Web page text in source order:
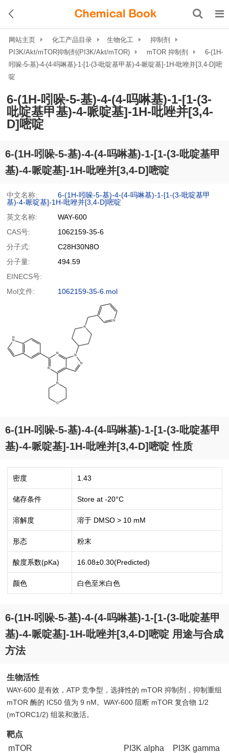
网站主页 化工产品目录 生物化工
抑制剂
PI3K/Akt/mTOR抑制剂(PI3K/Akt/mTOR)
mTOR 抑制剂
6-(1H-
吲哚-5-基)-4-(4-吗啉基)-1-[1-(3-吡啶基甲基)-4-哌啶基]-1H-吡唑并[3,4-D]嘧
啶
6-(1H-吲哚-5-基)-4-(4-吗啉基)-1-[1-(3-
吡啶基甲基)-4-哌啶基]-1H-吡唑并[3,4-
D]嘧啶
6-(1H-吲哚-5-基)-4-(4-吗啉基)-1-[1-(3-吡啶基甲
基)-4-哌啶基]-1H-吡唑并[3,4-D]嘧啶
中文名称:
6-(1H-吲哚-5-基)-4-(4-吗啉基)-1-[1-(3-吡啶基甲
基)-4-哌啶基]-1H-吡唑并[3,4-D]嘧啶
英文名称:
WAY-600
CAS号:
1062159-35-6
分子式:
C28H30N8O
分子量:
494.59
EINECS号:
Mol文件:
1062159-35-6.mol
6-(1H-吲哚-5-基)-4-(4-吗啉基)-1-[1-(3-吡啶基甲
基)-4-哌啶基]-1H-吡唑并[3,4-D]嘧啶 性质
密度 1.43
储存条件 Store at -20°C
溶解度 溶于 DMSO > 10 mM
形态 粉末
酸度系数(pKa) 16.08±0.30(Predicted)
颜色 白色至米白色
6-(1H-吲哚-5-基)-4-(4-吗啉基)-1-[1-(3-吡啶基甲
基)-4-哌啶基]-1H-吡唑并[3,4-D]嘧啶 用途与合成
方法
生物活性
WAY-600 是有效，ATP 竞争型，选择性的 mTOR 抑制剂，抑制重组
mTOR 酶的 IC50 值为 9 nM。WAY-600 阻断 mTOR 复合物 1/2
(mTORC1/2) 组装和激活。
靶点
mTOR
PI3K alpha
PI3K gamma